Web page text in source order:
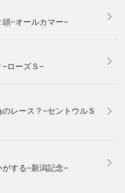
頭−オールカマー−
−ローズＳ−
レース？−セントウルＳ
する−新潟記念−